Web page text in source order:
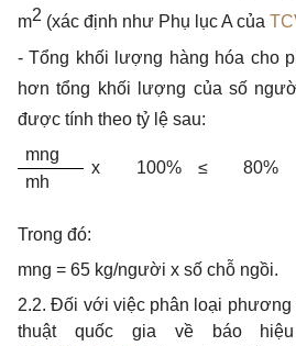
m2 (xác định như Phụ lục A của
- Tổng khối lượng hàng hóa cho
hơn tổng khối lượng của số
được tính theo tỷ lệ sau:
mng
x 100% ≤ 80%
mh
Trong đó:
mng = 65 kg/người x số chỗ ngồi.
2.2. Đối với việc phân loại phương
thuật quốc gia về báo